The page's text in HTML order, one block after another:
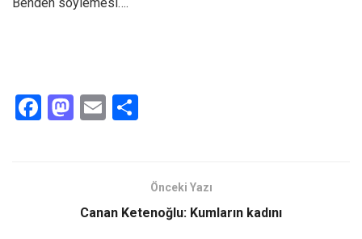
F
M
d
E
Önceki Yazı
Canan Ketenoğlu: Kumların kadını